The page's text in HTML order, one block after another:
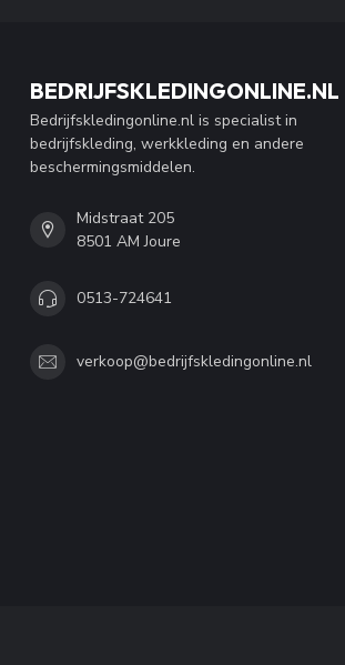
BEDRIJFSKLEDINGONLINE.NL
Bedrijfskledingonline.nl is specialist in
bedrijfskleding, werkkleding en andere
beschermingsmiddelen.
Midstraat 205
8501 AM Joure
0513-724641
verkoop@bedrijfskledingonline.nl